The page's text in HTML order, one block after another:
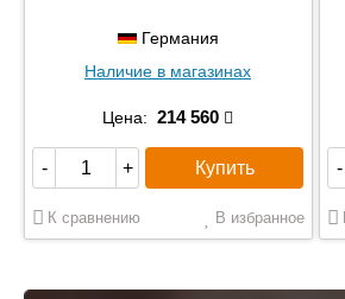
Германия
Наличие в магазинах
Цена: 214 560
- + Купить
К сравнению В избранное
-